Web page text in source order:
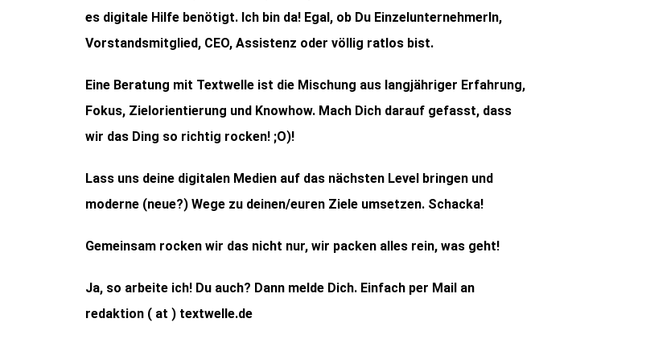
es digitale Hilfe benötigt. Ich bin da! Egal, ob Du EinzelunternehmerIn,
Vorstandsmitglied, CEO, Assistenz oder völlig ratlos bist.
Eine Beratung mit Textwelle ist die Mischung aus langjähriger Erfahrung,
Fokus, Zielorientierung und Knowhow. Mach Dich darauf gefasst, dass
wir das Ding so richtig rocken! ;O)!
Lass uns deine digitalen Medien auf das nächsten Level bringen und
moderne (neue?) Wege zu deinen/euren Ziele umsetzen. Schacka!
Gemeinsam rocken wir das nicht nur, wir packen alles rein, was geht!
Ja, so arbeite ich! Du auch? Dann melde Dich. Einfach per Mail an
redaktion ( at ) textwelle.de